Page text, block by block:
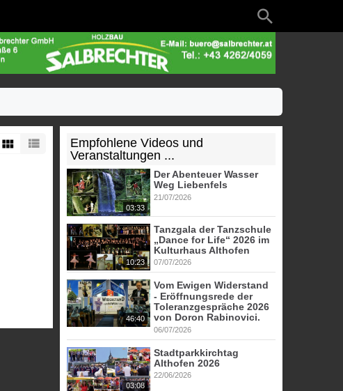
Empfohlene Videos und
Veranstaltungen ...
03:33
Der Abenteuer Wasser
Weg Liebenfels
21/07/2026
10:23
Tanzgala der Tanzschule
„Dance for Life“ 2026 im
Kulturhaus Althofen
07/07/2026
46:40
Vom Ewigen Widerstand
- Eröffnungsrede der
Toleranzgespräche 2026
von Doron Rabinovici.
06/07/2026
03:08
Stadtparkkirchtag
Althofen 2026
22/06/2026